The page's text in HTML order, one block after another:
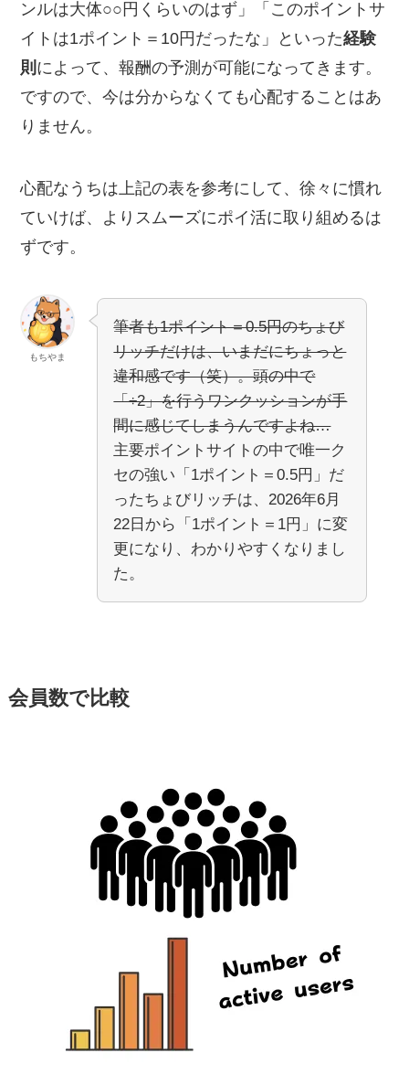
ンルは大体○○円くらいのはず」「このポイントサ
イトは1ポイント＝10円だったな」といった経験
則 によって、報酬の予測が可能になってきます。
ですので、今は分からなくても心配することはあ
りません。
心配なうちは上記の表を参考にして、徐々に慣れ
ていけば、よりスムーズにポイ活に取り組めるは
ずです。
もちやま
筆者も1ポイント＝0.5円のちょび
リッチだけは、いまだにちょっと
違和感です（笑）。頭の中で
「÷2」を行うワンクッションが手
間に感じてしまうんですよね…
主要ポイントサイトの中で唯一ク
セの強い「1ポイント＝0.5円」だ
ったちょびリッチは、2026年6月
22日から「1ポイント＝1円」に変
更になり、わかりやすくなりまし
た。
会員数で比較